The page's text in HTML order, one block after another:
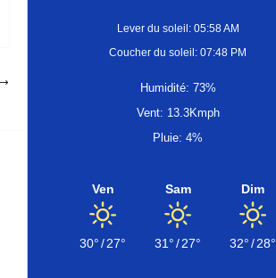
Lever du soleil: 05:58 AM
Coucher du soleil: 07:48 PM
Humidité: 73%
Vent: 13.3Kmph
Pluie: 4%
Ven
30°/27°
Sam
31°/27°
Dim
32°/28°